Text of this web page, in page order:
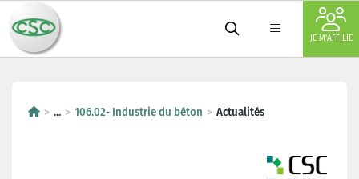
JE M'AFFILIE
... 106.02- Industrie du béton Actualités